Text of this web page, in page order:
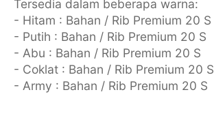
Tersedia dalam beberapa warna:
- Hitam : Bahan / Rib Premium 20 S
- Putih : Bahan / Rib Premium 20 S
- Abu : Bahan / Rib Premium 20 S
- Coklat : Bahan / Rib Premium 20 S
- Army : Bahan / Rib Premium 20 S